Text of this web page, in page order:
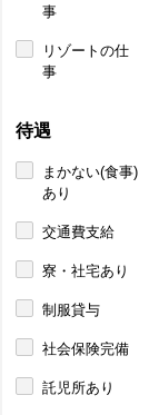
事
リゾートの仕
事
待遇
まかない(食事)
あり
交通費支給
寮・社宅あり
制服貸与
社会保険完備
託児所あり